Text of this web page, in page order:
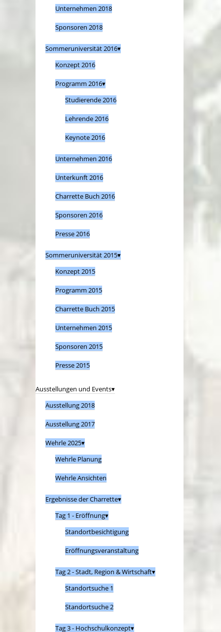
Unternehmen 2018
Sponsoren 2018
Sommeruniversität 2016
Konzept 2016
Programm 2016
Studierende 2016
Lehrende 2016
Keynote 2016
Unternehmen 2016
Unterkunft 2016
Charrette Buch 2016
Sponsoren 2016
Presse 2016
Sommeruniversität 2015
Konzept 2015
Programm 2015
Charrette Buch 2015
Unternehmen 2015
Sponsoren 2015
Presse 2015
Ausstellungen und Events
Ausstellung 2018
Ausstellung 2017
Wehrle 2025
Wehrle Planung
Wehrle Ansichten
Ergebnisse der Charrette
Tag 1 - Eröffnung
Standortbesichtigung
Eröffnungsveranstaltung
Tag 2 - Stadt, Region & Wirtschaft
Standortsuche 1
Standortsuche 2
Tag 3 - Hochschulkonzept